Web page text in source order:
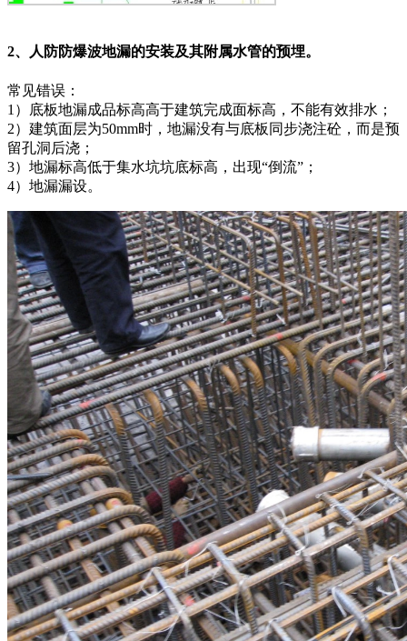
2、人防防爆波地漏的安装及其附属水管的预埋。
常见错误：
1）底板地漏成品标高高于建筑完成面标高，不能有效排水；
2）建筑面层为50mm时，地漏没有与底板同步浇注砼，而是预
留孔洞后浇；
3）地漏标高低于集水坑坑底标高，出现“倒流”；
4）地漏漏设。